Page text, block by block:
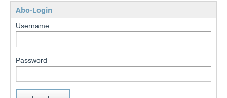
Abo-Login
Username
Password